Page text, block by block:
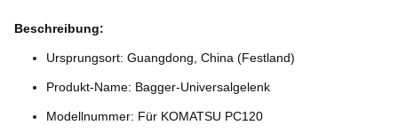
Beschreibung:
Ursprungsort: Guangdong, China (Festland)
Produkt-Name: Bagger-Universalgelenk
Modellnummer: Für KOMATSU PC120